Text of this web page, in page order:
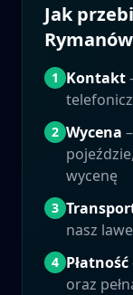
Jak
Rymanów
1 Kontakt
2 Wycena
wycenę
3
nasz
4 Płatność
oraz